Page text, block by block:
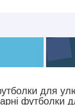
для
футболки